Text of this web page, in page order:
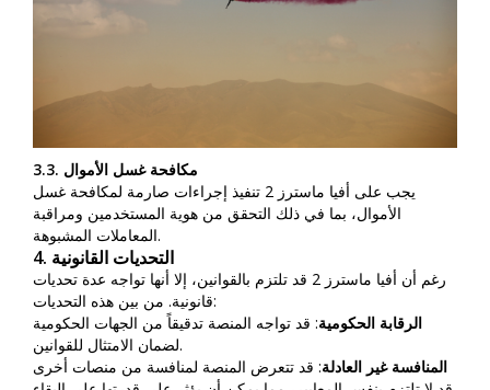
3.3. مكافحة غسل الأموال
يجب على أفيا ماسترز 2 تنفيذ إجراءات صارمة لمكافحة غسل
الأموال، بما في ذلك التحقق من هوية المستخدمين ومراقبة
المعاملات المشبوهة.
4. التحديات القانونية
رغم أن أفيا ماسترز 2 قد تلتزم بالقوانين، إلا أنها تواجه عدة تحديات
قانونية. من بين هذه التحديات:
الرقابة الحكومية: قد تواجه المنصة تدقيقاً من الجهات الحكومية
لضمان الامتثال للقوانين.
المنافسة غير العادلة: قد تتعرض المنصة لمنافسة من منصات أخرى